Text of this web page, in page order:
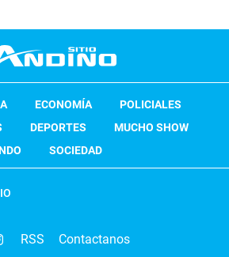
ECONOMÍA
POLICIALES
DEPORTES
MUCHO SHOW
SOCIEDAD
RSS Contactanos